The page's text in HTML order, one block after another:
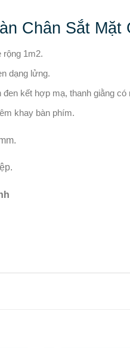
Chân Sắt Mặt
rộng 1m2.
dạng lửng.
kết hợp mạ, thanh giằng
khay bàn phím.